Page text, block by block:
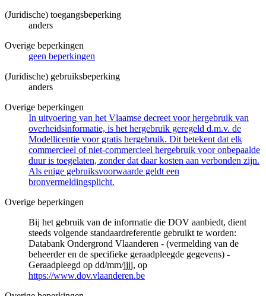
(Juridische) toegangsbeperking
anders
Overige beperkingen
geen beperkingen
(Juridische) gebruiksbeperking
anders
Overige beperkingen
In uitvoering van het Vlaamse decreet voor hergebruik van
overheidsinformatie, is het hergebruik geregeld d.m.v. de
Modellicentie voor gratis hergebruik. Dit betekent dat elk
commercieel of niet-commercieel hergebruik voor onbepaalde
duur is toegelaten, zonder dat daar kosten aan verbonden zijn.
Als enige gebruiksvoorwaarde geldt een
bronvermeldingsplicht.
Overige beperkingen
Bij het gebruik van de informatie die DOV aanbiedt, dient
steeds volgende standaardreferentie gebruikt te worden:
Databank Ondergrond Vlaanderen - (vermelding van de
beheerder en de specifieke geraadpleegde gegevens) -
Geraadpleegd op dd/mm/jjjj, op
https://www.dov.vlaanderen.be